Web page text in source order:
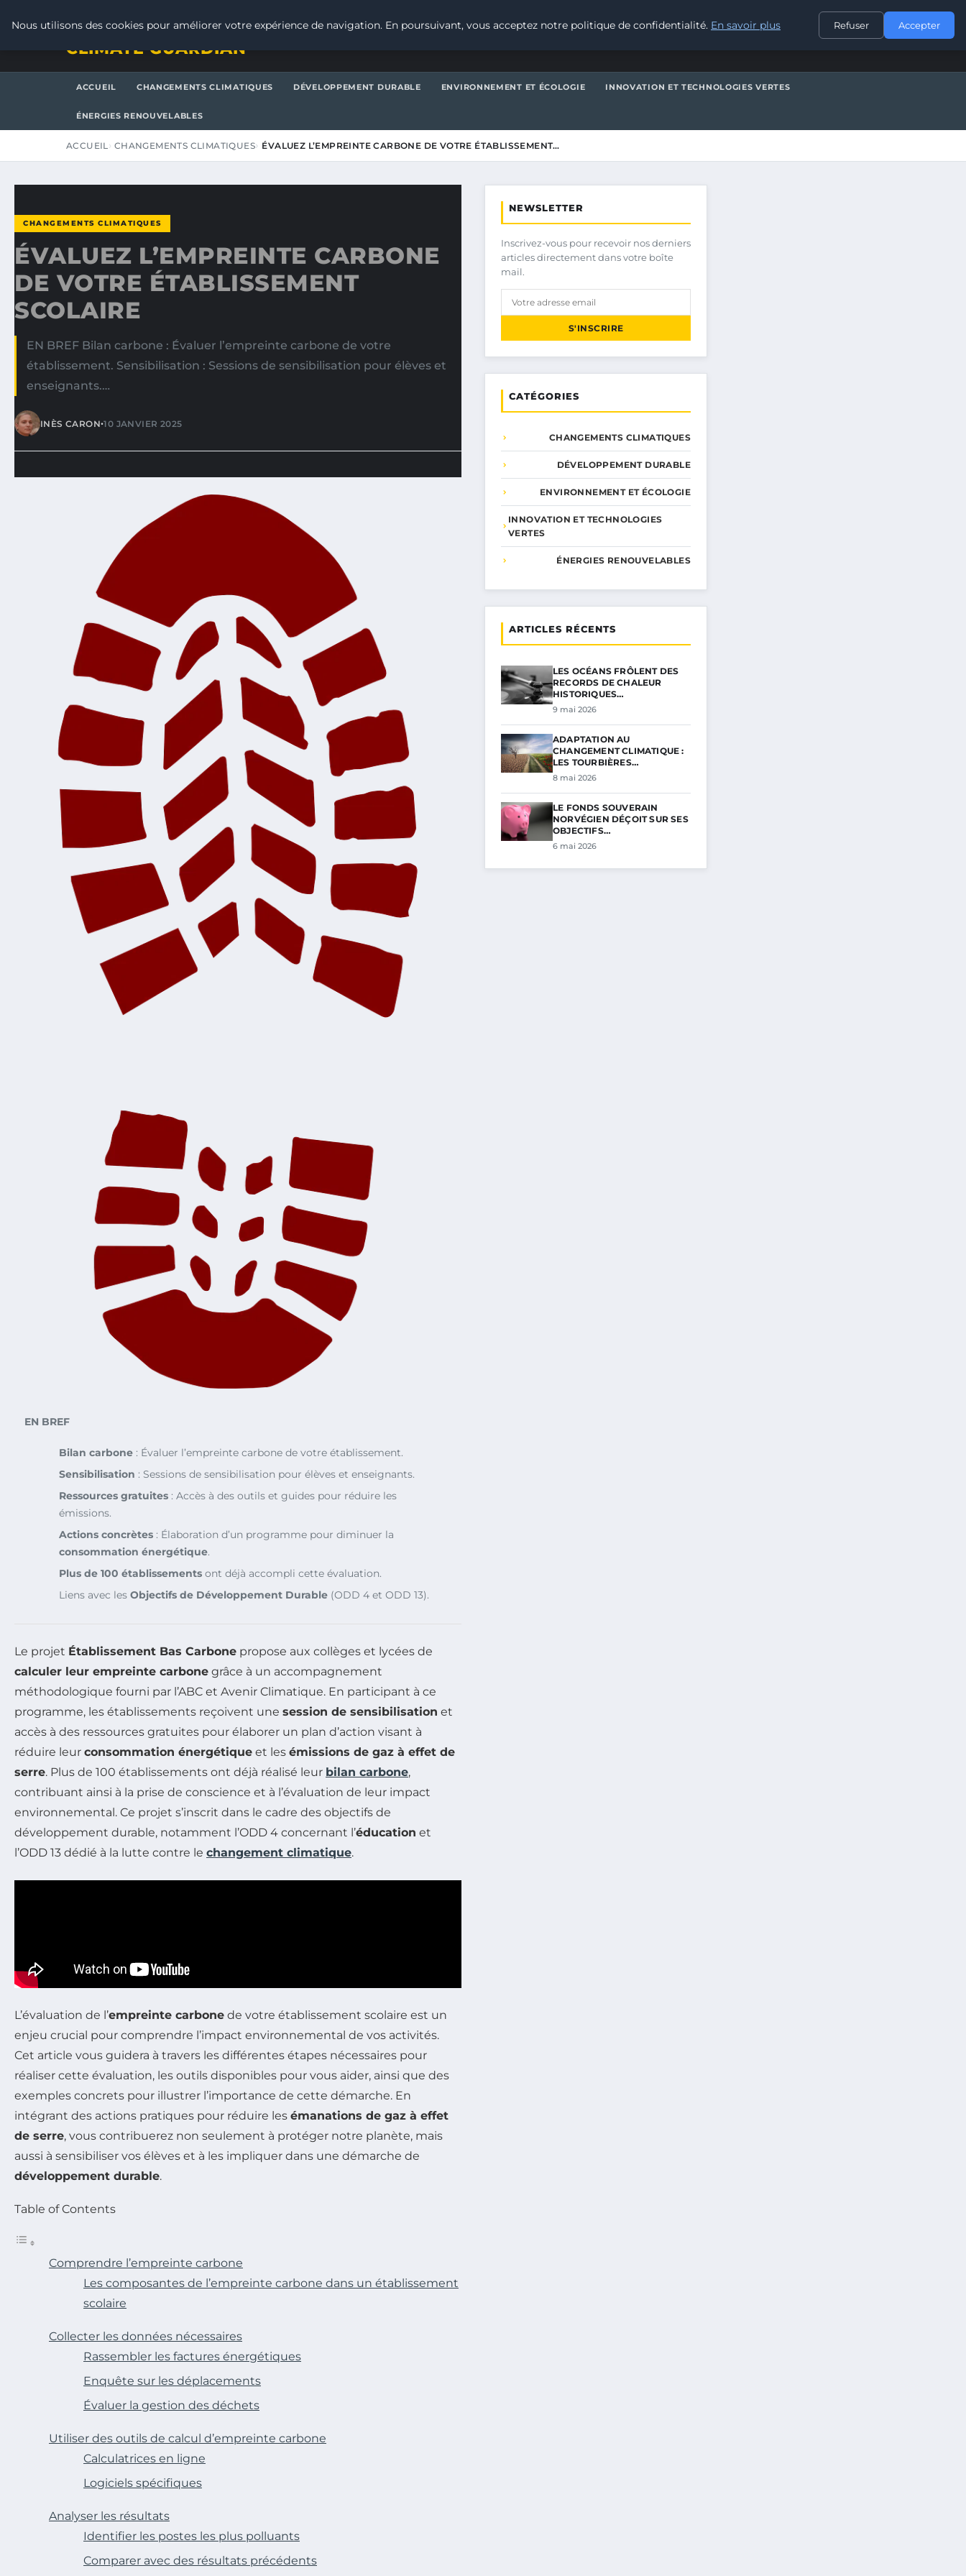
CONTACT
CLIMATE GUARDIAN
ACCUEIL CHANGEMENTS CLIMATIQUES DÉVELOPPEMENT DURABLE ENVIRONNEMENT ET ÉCOLOGIE INNOVATION ET TECHNOLOGIES VERTES
ÉNERGIES RENOUVELABLES
ACCUEIL CHANGEMENTS CLIMATIQUES ÉVALUEZ L’EMPREINTE CARBONE DE VOTRE ÉTABLISSEMENT…
CHANGEMENTS CLIMATIQUES
ÉVALUEZ L’EMPREINTE CARBONE
DE VOTRE ÉTABLISSEMENT
SCOLAIRE
EN BREF Bilan carbone : Évaluer l’empreinte carbone de votre
établissement. Sensibilisation : Sessions de sensibilisation pour élèves et
enseignants.…
INÈS CARON•10 JANVIER 2025
EN BREF
Bilan carbone : Évaluer l’empreinte carbone de votre établissement.
Sensibilisation : Sessions de sensibilisation pour élèves et enseignants.
Ressources gratuites : Accès à des outils et guides pour réduire les
émissions.
Actions concrètes : Élaboration d’un programme pour diminuer la
consommation énergétique.
Plus de 100 établissements ont déjà accompli cette évaluation.
Liens avec les Objectifs de Développement Durable (ODD 4 et ODD 13).
Le projet Établissement Bas Carbone propose aux collèges et lycées de
calculer leur empreinte carbone grâce à un accompagnement
méthodologique fourni par l’ABC et Avenir Climatique. En participant à ce
programme, les établissements reçoivent une session de sensibilisation et
accès à des ressources gratuites pour élaborer un plan d’action visant à
réduire leur consommation énergétique et les émissions de gaz à effet de
serre. Plus de 100 établissements ont déjà réalisé leur bilan carbone,
contribuant ainsi à la prise de conscience et à l’évaluation de leur impact
environnemental. Ce projet s’inscrit dans le cadre des objectifs de
développement durable, notamment l’ODD 4 concernant l’éducation et
l’ODD 13 dédié à la lutte contre le changement climatique.
L’évaluation de l’empreinte carbone de votre établissement scolaire est un
enjeu crucial pour comprendre l’impact environnemental de vos activités.
Cet article vous guidera à travers les différentes étapes nécessaires pour
réaliser cette évaluation, les outils disponibles pour vous aider, ainsi que des
exemples concrets pour illustrer l’importance de cette démarche. En
intégrant des actions pratiques pour réduire les émanations de gaz à effet
de serre, vous contribuerez non seulement à protéger notre planète, mais
aussi à sensibiliser vos élèves et à les impliquer dans une démarche de
développement durable.
Table of Contents
Comprendre l’empreinte carbone
Les composantes de l’empreinte carbone dans un établissement
scolaire
Collecter les données nécessaires
Rassembler les factures énergétiques
Enquête sur les déplacements
Évaluer la gestion des déchets
Utiliser des outils de calcul d’empreinte carbone
Calculatrices en ligne
Logiciels spécifiques
Analyser les résultats
Identifier les postes les plus polluants
Comparer avec des résultats précédents
NEWSLETTER
Inscrivez-vous pour recevoir nos derniers
articles directement dans votre boîte
mail.
S'INSCRIRE
CATÉGORIES
CHANGEMENTS CLIMATIQUES
DÉVELOPPEMENT DURABLE
ENVIRONNEMENT ET ÉCOLOGIE
INNOVATION ET TECHNOLOGIES
VERTES
ÉNERGIES RENOUVELABLES
ARTICLES RÉCENTS
LES OCÉANS FRÔLENT DES
RECORDS DE CHALEUR
HISTORIQUES…
9 mai 2026
ADAPTATION AU
CHANGEMENT CLIMATIQUE :
LES TOURBIÈRES…
8 mai 2026
LE FONDS SOUVERAIN
NORVÉGIEN DÉÇOIT SUR SES
OBJECTIFS…
6 mai 2026
Nous utilisons des cookies pour améliorer votre expérience de navigation. En poursuivant, vous acceptez notre politique de confidentialité. En savoir plus Refuser Accepter